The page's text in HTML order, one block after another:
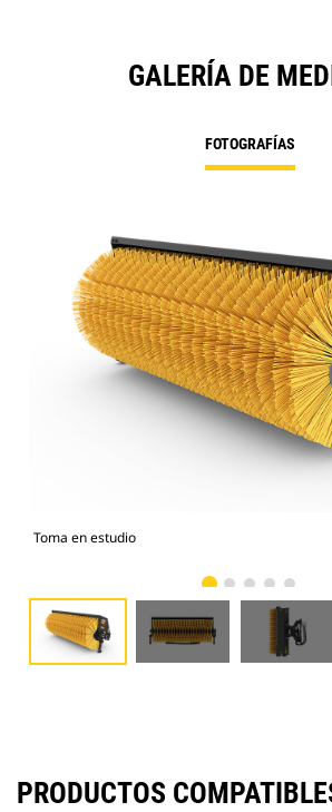
GALERÍA DE
FOTOGRAFÍAS
Toma en estudio
PRODUCTOS